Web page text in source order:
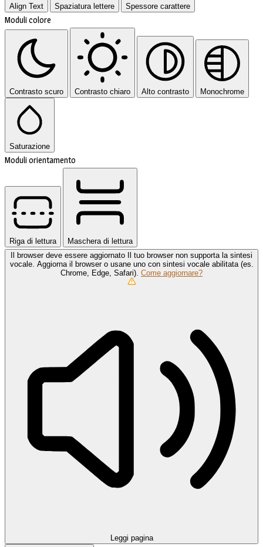
Align Text Spaziatura lettere Spessore carattere
Moduli colore
Contrasto scuro Contrasto chiaro Alto contrasto Monochrome
Saturazione
Moduli orientamento
Riga di lettura
Maschera di lettura
Il browser deve essere aggiornato Il tuo browser non supporta la sintesi
vocale. Aggiorna il browser o usane uno con sintesi vocale abilitata (es.
Chrome, Edge, Safari). Come aggiornare?
Leggi pagina